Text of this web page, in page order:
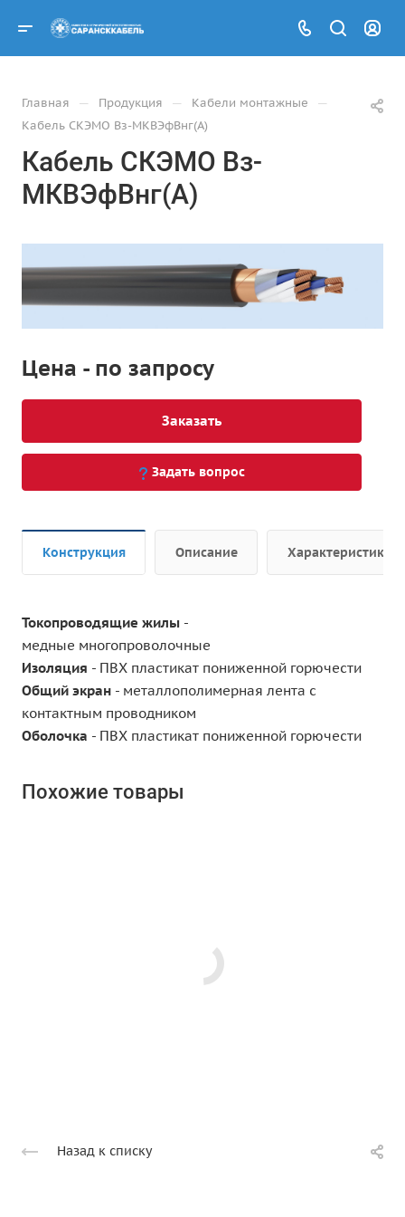
Главная — Продукция — Кабели монтажные —
Кабель СКЭМО Вз-МКВЭфВнг(А)
Кабель СКЭМО Вз-
МКВЭфВнг(А)
Цена - по запросу
Заказать
Задать вопрос
Конструкция Описание Характеристики
Токопроводящие жилы -
медные многопроволочные
Изоляция - ПВХ пластикат пониженной горючести
Общий экран - металлополимерная лента с
контактным проводником
Оболочка - ПВХ пластикат пониженной горючести
Похожие товары
Назад к списку